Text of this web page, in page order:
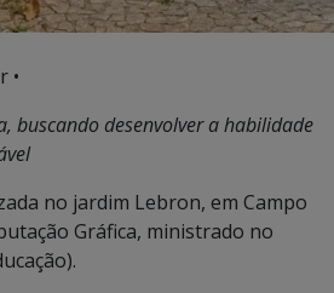
•
buscando desenvolver a habilidade
no jardim Lebron, em Campo
Gráfica, ministrado no